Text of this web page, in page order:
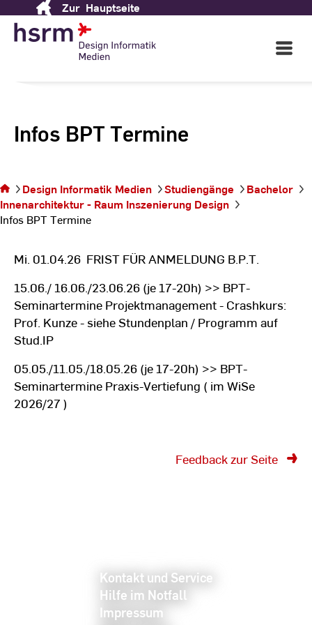
Content
Zur Hauptseite
Open
Main
Infos BPT Termine
sich auf
der
Seite
Infos
Termine
Design Informatik Medien Studiengänge
Bachelor
Innenarchitektur - Raum Inszenierung Design
Infos BPT Termine
Mi. 01.04.26 FRIST FÜR ANMELDUNG B.P.T.
15.06./ 16.06./23.06.26 (je 17-20h) >> BPT-
Seminartermine Projektmanagement - Crashkurs:
Prof. Kunze - siehe Stundenplan / Programm auf
Stud.IP
05.05./11.05./18.05.26 (je 17-20h) >> BPT-
Seminartermine Praxis-Vertiefung ( im WiSe
2026/27 )
Feedback zur Seite
Kontakt und Service
Hilfe im Notfall
Impressum